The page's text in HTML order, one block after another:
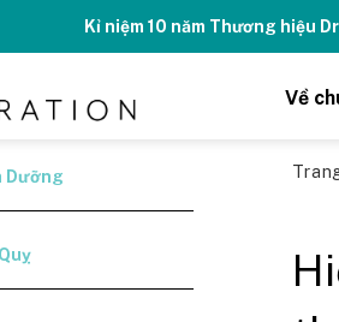
Kỉ niệm 10 năm Thương hiệu
Về
Dưỡng